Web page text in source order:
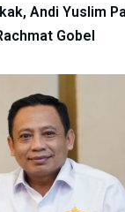
Andi Yuslim
Gobel